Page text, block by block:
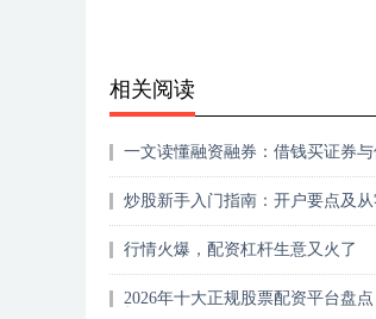
相关阅读
一文读懂融资融券：借钱买证券
炒股新手入门指南：开户要点及
行情火爆，配资杠杆生意又火了
2026年十大正规股票配资平台盘